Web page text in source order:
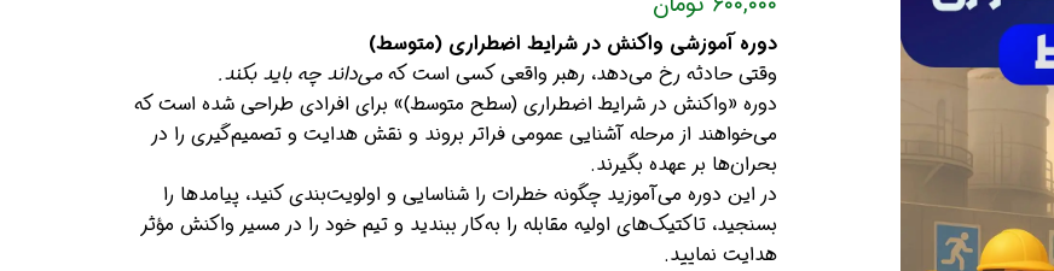
دوره آموزشی واکنش در شرایط اضطراری (متوسط)
وقتی حادثه رخ می‌دهد، رهبر واقعی کسی است کهمی‌داند چه باید بکند.
دوره «واکنش در شرایط اضطراری (سطح متوسط)» برای افرادی طراحی شده است که
می‌خواهند از مرحله آشنایی عمومی فراتر بروند و نقش هدایت و تصمیم‌گیری را در
بحران‌ها بر عهده بگیرند.
در این دوره می‌آموزید چگونه خطرات را شناسایی و اولویت‌بندی کنید، پیامدها را
بسنجید، تاکتیک‌های اولیه مقابله را به‌کار ببندید و تیم خود را در مسیر واکنش مؤثر
هدایت نمایید.